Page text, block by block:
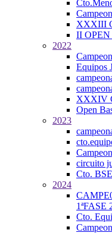
XXXIII
II
2022
Equipos
XXXIV
Open
2023
circuito
Cto.
2024
1ªFASE
Cto.